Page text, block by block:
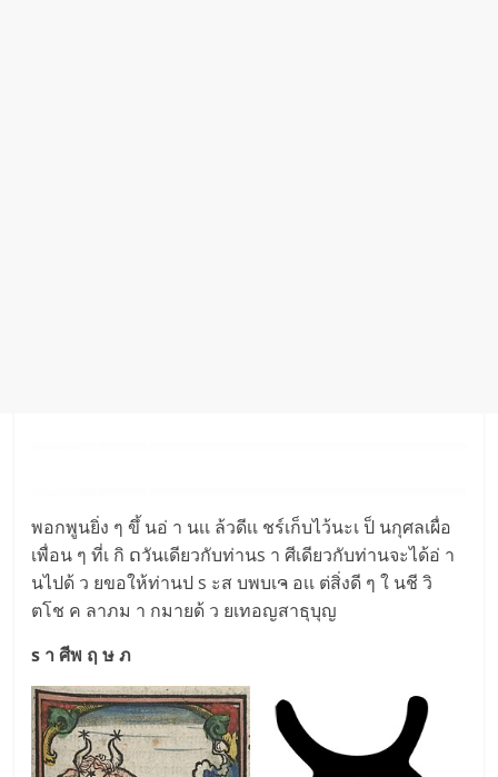
พอกพูนยิ่ง ๆ ขึ้ นอ่ า นเเ ล้วดีเเ ชร์เก็บไว้นะเ ป็ นกุศลเผื่อ
เพื่อน ๆ ที่เ กิ ດวันเดียวกับท่านs า ศีเดียวกับท่านจะได้อ่ า
นไปด้ ว ยขอให้ท่านป s ะส บพบเຈ อเเ ต่สิ่งดี ๆ ใ นชี วิ
ตโช ค ลาภม า กมายด้ ว ยเทอญสาธุบุญ
s า ศีพ ฤ ษ ภ